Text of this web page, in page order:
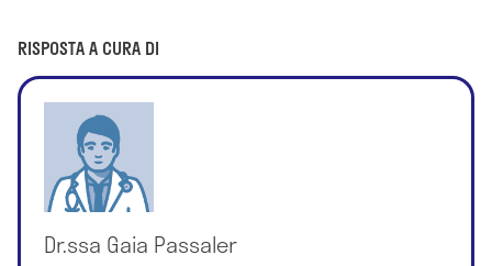
RISPOSTA A CURA DI
Dr.ssa Gaia Passaler